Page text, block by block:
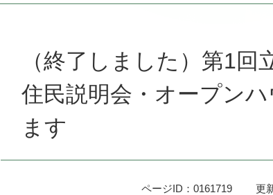
（終了しました）第1回
住民説明会・オープン
ます
ページID：0161719 更